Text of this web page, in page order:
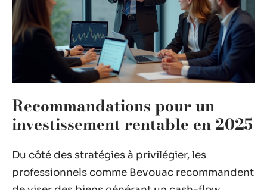
Recommandations pour un
investissement rentable en 2025
Du côté des stratégies à privilégier, les
professionnels comme Bevouac recommandent